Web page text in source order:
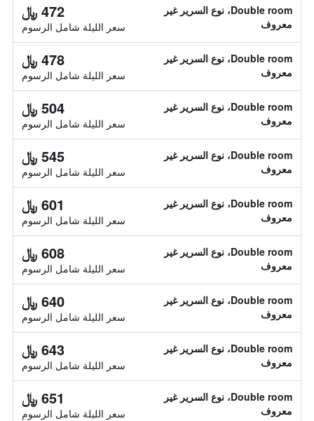
Double room، نوع السرير غير
معروف
472 ﷼
سعر الليلة شامل الرسوم
Double room، نوع السرير غير
معروف
478 ﷼
سعر الليلة شامل الرسوم
Double room، نوع السرير غير
معروف
504 ﷼
سعر الليلة شامل الرسوم
Double room، نوع السرير غير
معروف
545 ﷼
سعر الليلة شامل الرسوم
Double room، نوع السرير غير
معروف
601 ﷼
سعر الليلة شامل الرسوم
Double room، نوع السرير غير
معروف
608 ﷼
سعر الليلة شامل الرسوم
Double room، نوع السرير غير
معروف
640 ﷼
سعر الليلة شامل الرسوم
Double room، نوع السرير غير
معروف
643 ﷼
سعر الليلة شامل الرسوم
Double room، نوع السرير غير
معروف
651 ﷼
سعر الليلة شامل الرسوم